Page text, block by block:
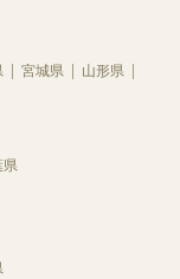
宮城県
山形県
県